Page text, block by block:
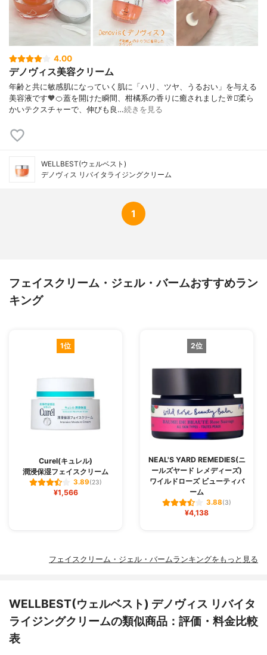
4.00
デノヴィス美容クリーム
年齢と共に敏感肌になっていく肌に「ハリ、ツヤ、うるおい」を与える
美容液です🧡🍊蓋を開けた瞬間、柑橘系の香りに癒されました🥂‪⋆͛柔ら
かいテクスチャーで、伸びも良…続きを見る
WELLBEST(ウェルベスト)
デノヴィス リバイタライジングクリーム
1
フェイスクリーム・ジェル・バームおすすめラン
キング
1位
Curel(キュレル)
潤浸保湿フェイスクリーム
3.89(23)
¥1,566
2位
NEAL'S YARD REMEDIES(ニ
ールズヤード レメディーズ)
ワイルドローズ ビューティバ
ーム
3.88(3)
¥4,138
フェイスクリーム・ジェル・バームランキングをもっと見る
WELLBEST(ウェルベスト) デノヴィス リバイタ
ライジングクリームの類似商品：評価・料金比較
表